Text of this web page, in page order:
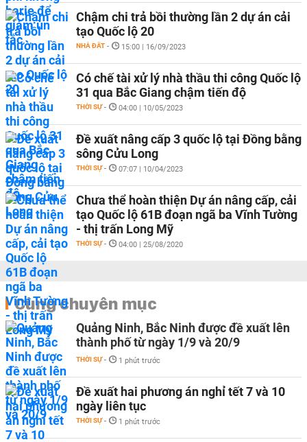
Chậm chi trả bồi thường lần 2 dự án cải
tạo Quốc lộ 20
NHÀ ĐẤT - 15:00 | 16/09/2023
Có chế tài xử lý nhà thầu thi công Quốc lộ
31 qua Bắc Giang chậm tiến độ
THỜI SỰ - 04:00 | 10/05/2023
Đề xuất nâng cấp 3 quốc lộ tại Đồng bằng
sông Cửu Long
THỜI SỰ - 07:07 | 10/04/2023
Chưa thể hoàn thiện Dự án nâng cấp, cải
tạo Quốc lộ 61B đoạn ngã ba Vĩnh Tường
- thị trấn Long Mỹ
THỜI SỰ - 04:00 | 25/08/2020
Cùng chuyên mục
Quảng Ninh, Bắc Ninh được đề xuất lên
thành phố từ ngày 1/9 và 20/9
THỜI SỰ - 1 phút trước
Đề xuất hai phương án nghỉ tết 7 và 10
ngày liên tục
THỜI SỰ - 1 phút trước